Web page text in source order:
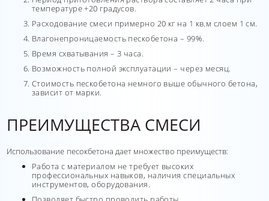
температуре +20 градусов.
Расходование смеси примерно 20 кг на 1 кв.м слоем 1 см.
Влагонепроницаемость пескобетона – 99%.
Время схватывания – 3 часа.
Возможность полной эксплуатации – через месяц.
Стоимость пескобетона немного выше обычного бетона,
зависит от марки.
ПРЕИМУЩЕСТВА СМЕСИ
Использование песокбетона дает множество преимуществ:
Работа с материалом не требует высоких
профессиональных навыков, наличия специальных
инструментов, оборудования.